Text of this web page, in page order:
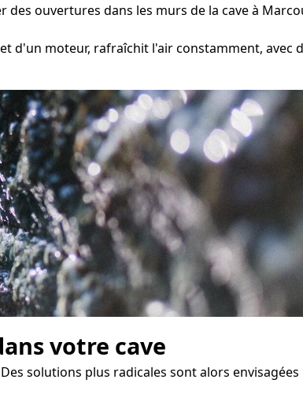
ouvertures dans les murs de la cave à
d'un moteur, rafraîchit l'air constamment, avec
votre cave
solutions plus radicales sont alors envisagées